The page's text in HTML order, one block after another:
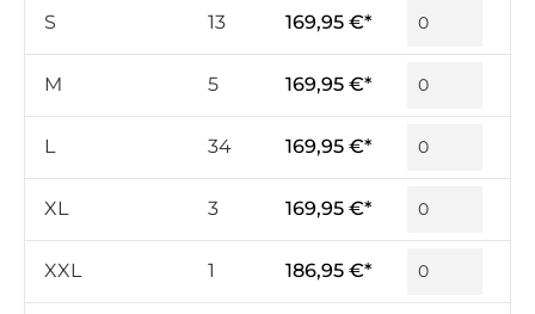
S 13 169,95 €*
M 5 169,95 €*
L 34 169,95 €*
XL 3 169,95 €*
XXL 1 186,95 €*